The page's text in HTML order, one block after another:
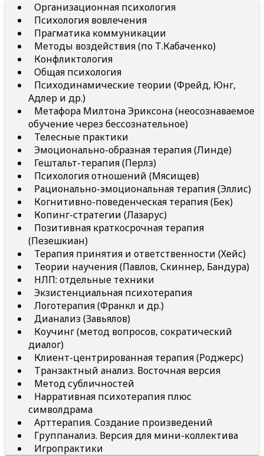
Организационная психология
Психология вовлечения
Прагматика коммуникации
Методы воздействия (по Т.Кабаченко)
Конфликтология
Общая психология
Психодинамические теории (Фрейд, Юнг,
Адлер и др.)
Метафора Милтона Эриксона (неосознаваемое
обучение через бессознательное)
Телесные практики
Эмоционально-образная терапия (Линде)
Гештальт-терапия (Перлз)
Психология отношений (Мясищев)
Рационально-эмоциональная терапия (Эллис)
Когнитивно-поведенческая терапия (Бек)
Копинг-стратегии (Лазарус)
Позитивная краткосрочная терапия
(Пезешкиан)
Терапия принятия и ответственности (Хейс)
Теории научения (Павлов, Скиннер, Бандура)
НЛП: отдельные техники
Экзистенциальная психотерапия
Логотерапия (Франкл и др.)
Дианализ (Завьялов)
Коучинг (метод вопросов, сократический
диалог)
Клиент-центрированная терапия (Роджерс)
Транзактный анализ. Восточная версия
Метод субличностей
Нарративная психотерапия плюс
символдрама
Арттерапия. Создание произведений
Группанализ. Версия для мини-коллектива
Игропрактики